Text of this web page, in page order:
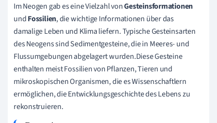
Im Neogen gab es eine Vielzahl vonGesteinsformationen
undFossilien, die wichtige Informationen über das
damalige Leben und Klima liefern. Typische Gesteinsarten
des Neogens sind Sedimentgesteine, die in Meeres- und
Flussumgebungen abgelagert wurden.Diese Gesteine
enthalten meist Fossilien von Pflanzen, Tieren und
mikroskopischen Organismen, die es Wissenschaftlern
ermöglichen, die Entwicklungsgeschichte des Lebens zu
rekonstruieren.